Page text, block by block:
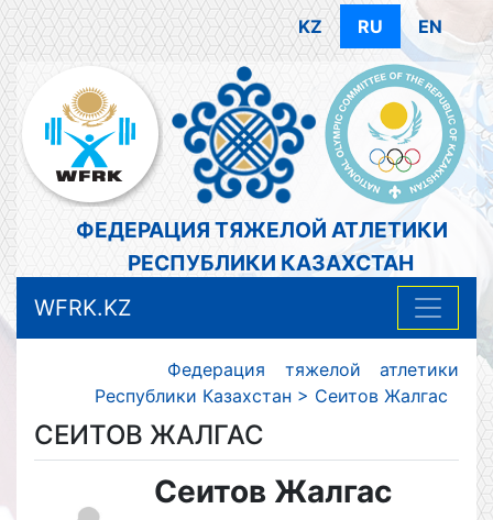
KZ RU EN
ФЕДЕРАЦИЯ ТЯЖЕЛОЙ АТЛЕТИКИ
РЕСПУБЛИКИ КАЗАХСТАН
WFRK.KZ
Федерация тяжелой атлетики
Республики Казахстан > Сеитов Жалгас
СЕИТОВ ЖАЛГАС
Сеитов Жалгас